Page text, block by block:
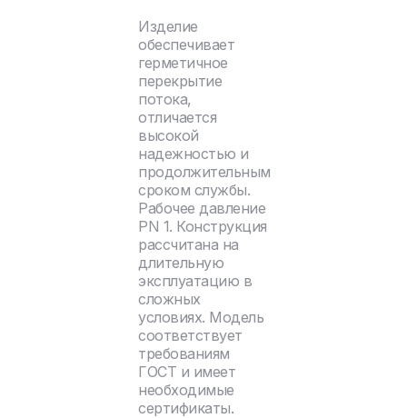
Изделие
обеспечивает
герметичное
перекрытие
потока,
отличается
высокой
надежностью и
продолжительным
сроком службы.
Рабочее давление
PN 1. Конструкция
рассчитана на
длительную
эксплуатацию в
сложных
условиях. Модель
соответствует
требованиям
ГОСТ и имеет
необходимые
сертификаты.